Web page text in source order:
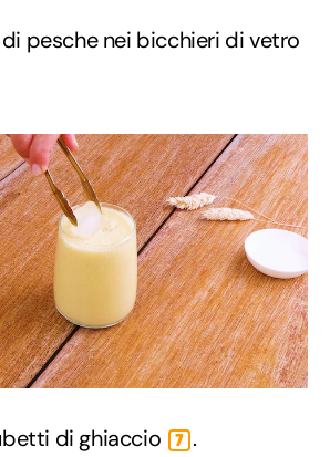
pesche nei bicchieri di vetro
di ghiaccio 7 .